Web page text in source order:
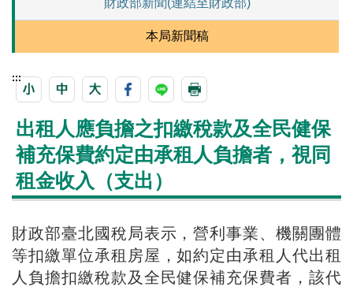
財政部新聞(連結至財政部)
本局新聞稿
:::
出租人應負擔之扣繳稅款及全民健保
補充保費約定由承租人負擔者，視同
租金收入（支出）
財政部臺北國稅局表示，營利事業、機關團體
等扣繳單位承租房屋，如約定由承租人代出租
人負擔扣繳稅款及全民健保補充保費者，該代